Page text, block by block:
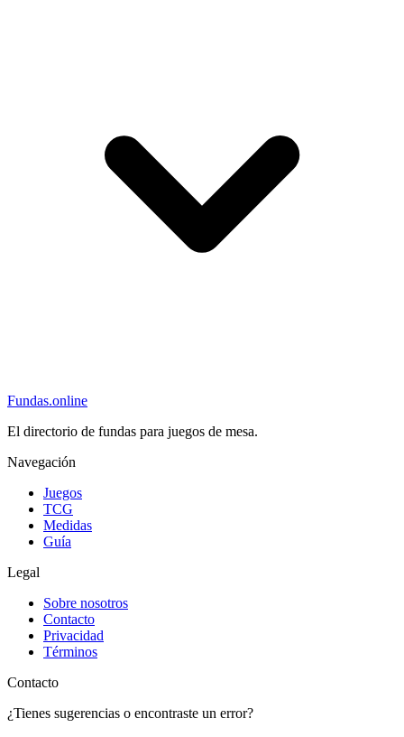
Fundas.online
El directorio de fundas para juegos de mesa.
Navegación
Juegos
TCG
Medidas
Guía
Legal
Sobre nosotros
Contacto
Privacidad
Términos
Contacto
¿Tienes sugerencias o encontraste un error?